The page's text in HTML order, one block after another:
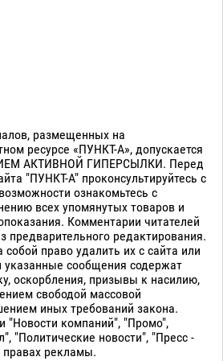
размещенных на
ресурсе «ПУНКТ-А», допускается
АКТИВНОЙ ГИПЕРСЫЛКИ. Перед
"ПУНКТ-А" проконсультируйтесь с
ознакомьтесь с
всех упомянутых товаров и
Комментарии читателей
предварительного редактирования.
собой право удалить их с сайта или
указанные сообщения содержат
оскорбления, призывы к насилию,
свободой массовой
иных требований закона.
"Новости компаний", "Промо",
"Политические новости", "Пресс -
правах рекламы.